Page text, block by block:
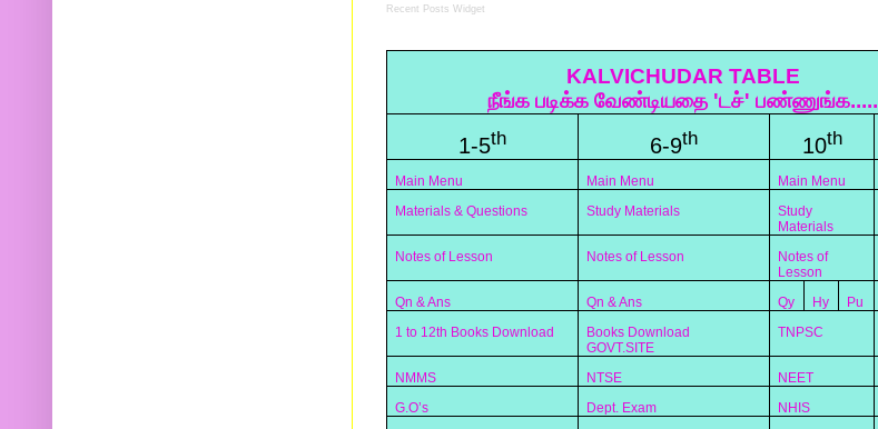
Recent Posts Widget
KALVICHUDAR TABLE
நீங்க படிக்க வேண்டியதை 'டச்' பண்ணுங்க.....
1-5th 6-9th 10th
Main Menu Main Menu Main Menu
Materials & Questions
Study Materials
Study
Materials
Notes of Lesson
Notes of Lesson
Notes of
Lesson
Qn & Ans Qn & Ans Qy Hy Pu
1 to 12th Books Download
Books Download
GOVT.SITE
TNPSC
NMMS NTSE NEET
G.O’s
Dept. Exam NHIS